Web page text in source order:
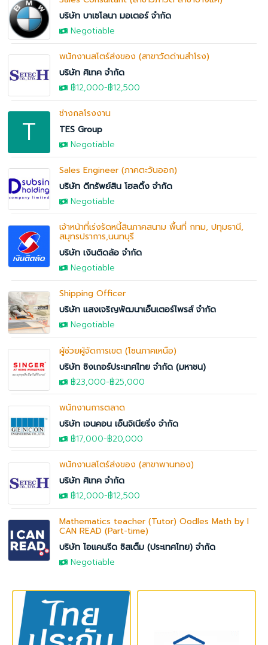
บริษัท บาเซโลนา มอเตอร์ จำกัด
Negotiable
พนักงานสโตร์ส่งของ (สาขาวัดด่านสำโรง)
บริษัท ศิเทค จำกัด
฿12,000-฿12,500
T
ช่างกลโรงงาน
TES Group
Negotiable
Sales Engineer (ภาคตะวันออก)
บริษัท ดีทรัพย์สิน โฮลดิ้ง จำกัด
Negotiable
เจ้าหน้าที่เร่งรัดหนี้สินภาคสนาม พื้นที่ กทม, ปทุมธานี,
สมุทรปราการ,นนทบุรี
บริษัท เงินติดล้อ จำกัด
Negotiable
Shipping Officer
บริษัท แสงเจริญพัฒนาเอ็นเตอร์ไพรส์ จำกัด
Negotiable
ผู้ช่วยผู้จัดการเขต (โซนภาคเหนือ)
บริษัท ซิงเกอร์ประเทศไทย จำกัด (มหาชน)
฿23,000-฿25,000
พนักงานการตลาด
บริษัท เจนคอน เอ็นจิเนียริ่ง จำกัด
฿17,000-฿20,000
พนักงานสโตร์ส่งของ (สาขาพานทอง)
บริษัท ศิเทค จำกัด
฿12,000-฿12,500
Mathematics teacher (Tutor) Oodles Math by I
CAN READ (Part-time)
บริษัท ไอแคนรีด ซิสเต็ม (ประเทศไทย) จำกัด
Negotiable